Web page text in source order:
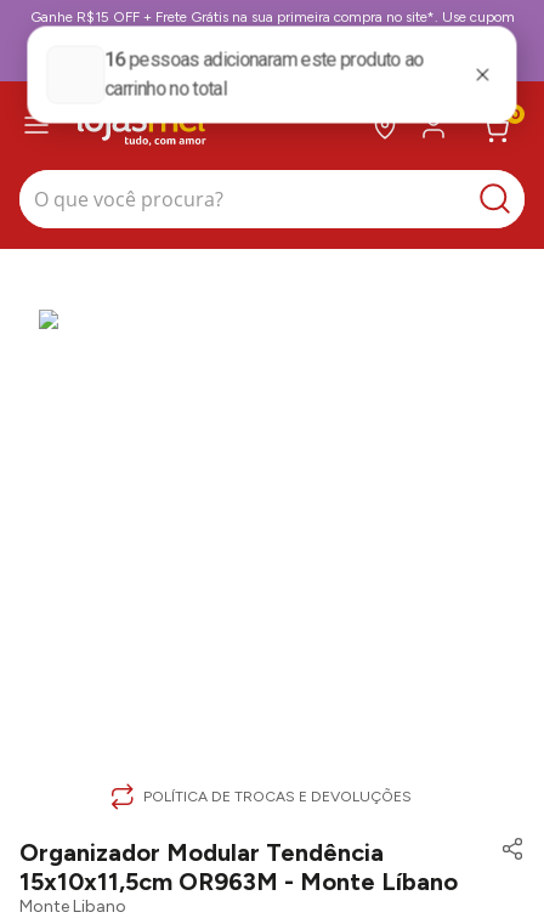
Ganhe R$15 OFF + Frete Grátis na sua primeira compra no site*. Use cupom
BoasVindas
0
O que você procura?
POLÍTICA DE TROCAS E DEVOLUÇÕES
Organizador Modular Tendência
15x10x11,5cm OR963M - Monte Líbano
Monte Libano